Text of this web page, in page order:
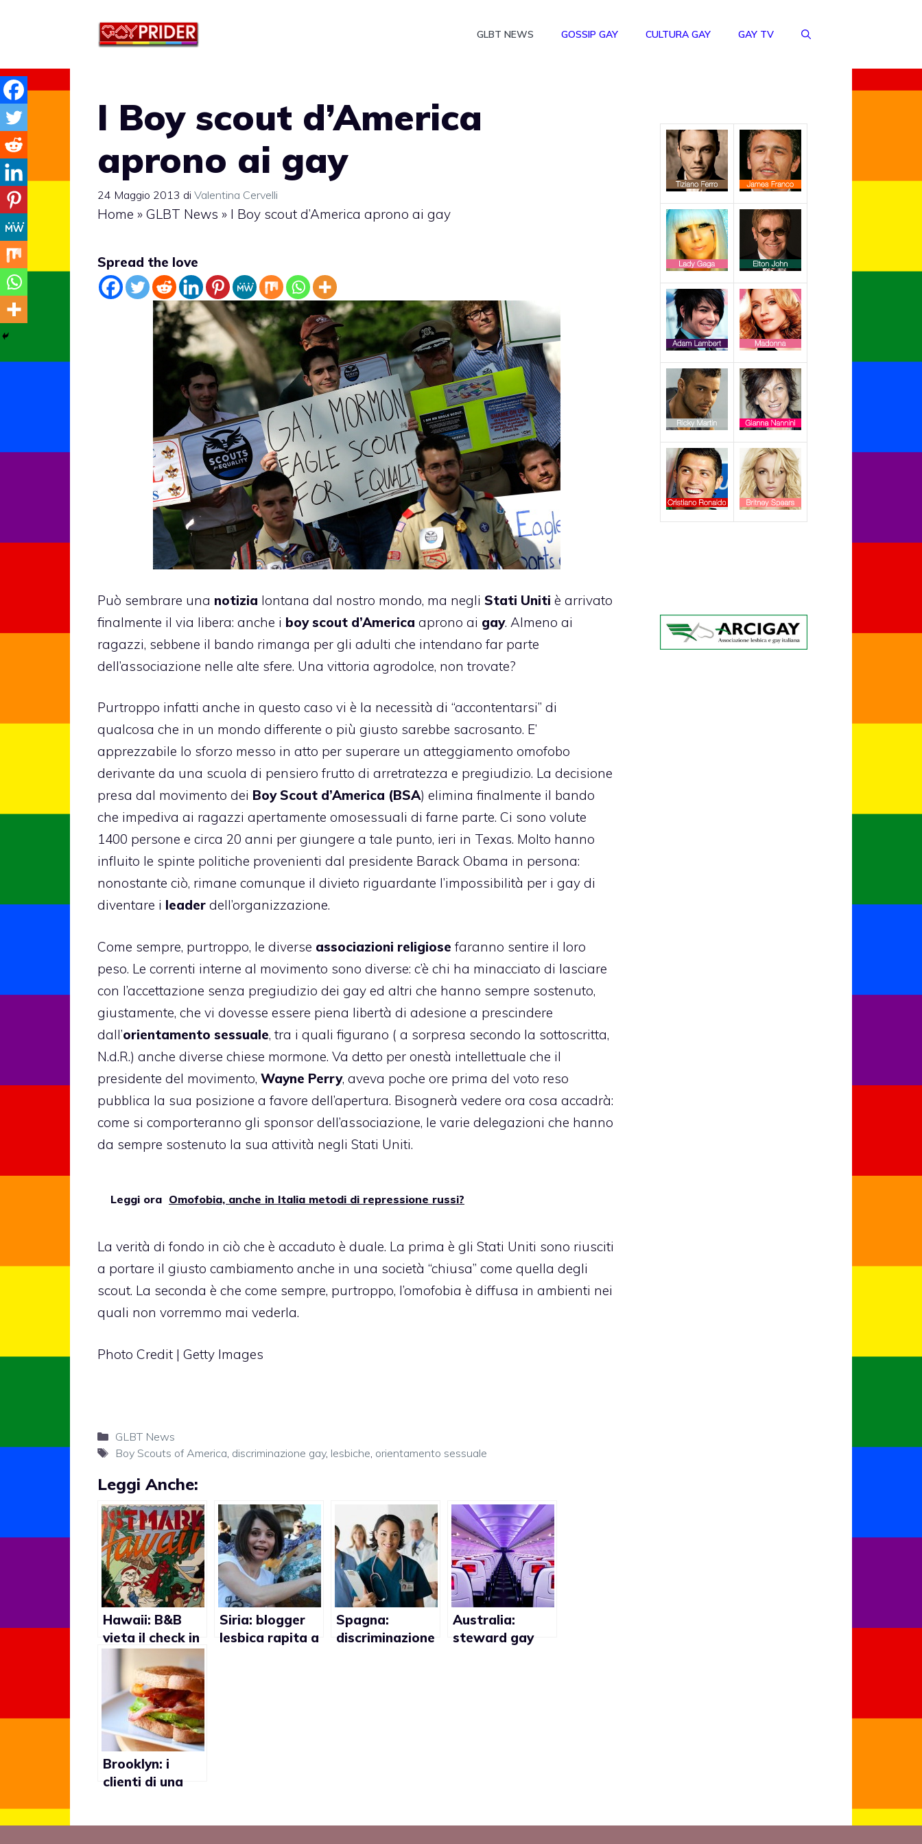
GLBT NEWS GOSSIP GAY CULTURA GAY GAY TV
I Boy scout d’America
aprono ai gay
24 Maggio 2013 di Valentina Cervelli
Home » GLBT News » I Boy scout d’America aprono ai gay
Spread the love
Può sembrare una notizia lontana dal nostro mondo, ma negli Stati Uniti è arrivato
finalmente il via libera: anche i boy scout d’America aprono ai gay. Almeno ai
ragazzi, sebbene il bando rimanga per gli adulti che intendano far parte
dell’associazione nelle alte sfere. Una vittoria agrodolce, non trovate?
Purtroppo infatti anche in questo caso vi è la necessità di “accontentarsi” di
qualcosa che in un mondo differente o più giusto sarebbe sacrosanto. E’
apprezzabile lo sforzo messo in atto per superare un atteggiamento omofobo
derivante da una scuola di pensiero frutto di arretratezza e pregiudizio. La decisione
presa dal movimento dei Boy Scout d’America (BSA) elimina finalmente il bando
che impediva ai ragazzi apertamente omosessuali di farne parte. Ci sono volute
1400 persone e circa 20 anni per giungere a tale punto, ieri in Texas. Molto hanno
influito le spinte politiche provenienti dal presidente Barack Obama in persona:
nonostante ciò, rimane comunque il divieto riguardante l’impossibilità per i gay di
diventare i leader dell’organizzazione.
Come sempre, purtroppo, le diverse associazioni religiose faranno sentire il loro
peso. Le correnti interne al movimento sono diverse: c’è chi ha minacciato di lasciare
con l’accettazione senza pregiudizio dei gay ed altri che hanno sempre sostenuto,
giustamente, che vi dovesse essere piena libertà di adesione a prescindere
dall’orientamento sessuale, tra i quali figurano ( a sorpresa secondo la sottoscritta,
N.d.R.) anche diverse chiese mormone. Va detto per onestà intellettuale che il
presidente del movimento, Wayne Perry, aveva poche ore prima del voto reso
pubblica la sua posizione a favore dell’apertura. Bisognerà vedere ora cosa accadrà:
come si comporteranno gli sponsor dell’associazione, le varie delegazioni che hanno
da sempre sostenuto la sua attività negli Stati Uniti.
Leggi ora Omofobia, anche in Italia metodi di repressione russi?
La verità di fondo in ciò che è accaduto è duale. La prima è gli Stati Uniti sono riusciti
a portare il giusto cambiamento anche in una società “chiusa” come quella degli
scout. La seconda è che come sempre, purtroppo, l’omofobia è diffusa in ambienti nei
quali non vorremmo mai vederla.
Photo Credit | Getty Images
Categorie
GLBT News
Tag
Boy Scouts of America, discriminazione gay, lesbiche, orientamento sessuale
Leggi Anche:
Hawaii: B&B
vieta il check in
a coppia lesbica
Siria: blogger
lesbica rapita a
Spagna:
discriminazione
Australia:
steward gay
Brooklyn: i
clienti di una